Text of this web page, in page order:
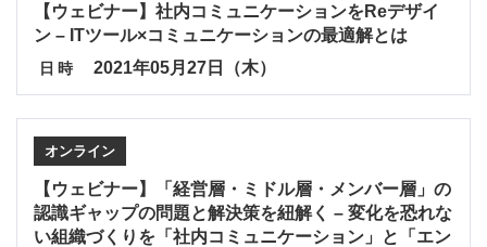
【ウェビナー】社内コミュニケーションをReデザイ
ン – ITツール×コミュニケーションの最適解とは
日時 2021年05月27日（木）
オンライン
【ウェビナー】「経営層・ミドル層・メンバー層」の
認識ギャップの問題と解決策を紐解く – 変化を恐れな
い組織づくりを「社内コミュニケーション」と「エン